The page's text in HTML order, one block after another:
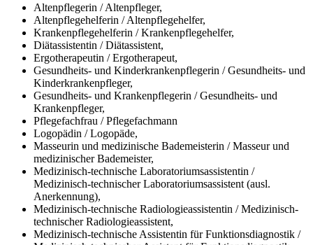
Altenpflegerin / Altenpfleger,
Altenpflegehelferin / Altenpflegehelfer,
Krankenpflegehelferin / Krankenpflegehelfer,
Diätassistentin / Diätassistent,
Ergotherapeutin / Ergotherapeut,
Gesundheits- und Kinderkrankenpflegerin / Gesundheits- und
Kinderkrankenpfleger,
Gesundheits- und Krankenpflegerin / Gesundheits- und
Krankenpfleger,
Pflegefachfrau / Pflegefachmann
Logopädin / Logopäde,
Masseurin und medizinische Bademeisterin / Masseur und
medizinischer Bademeister,
Medizinisch-technische Laboratoriumsassistentin /
Medizinisch-technischer Laboratoriumsassistent (ausl.
Anerkennung),
Medizinisch-technische Radiologieassistentin / Medizinisch-
technischer Radiologieassistent,
Medizinisch-technische Assistentin für Funktionsdiagnostik /